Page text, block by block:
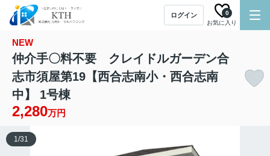
ログイン
お気に入り
0
NEW
仲介手〇料不要 クレイドルガーデン合
志市須屋第19【西合志南小・西合志南
中】 1号棟
2,280万円
1/31